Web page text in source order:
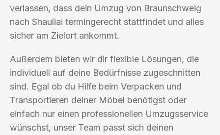
verlassen, dass dein Umzug von Braunschweig
nach Shauliai termingerecht stattfindet und alles
sicher am Zielort ankommt.
Außerdem bieten wir dir flexible Lösungen, die
individuell auf deine Bedürfnisse zugeschnitten
sind. Egal ob du Hilfe beim Verpacken und
Transportieren deiner Möbel benötigst oder
einfach nur einen professionellen Umzugsservice
wünschst, unser Team passt sich deinen